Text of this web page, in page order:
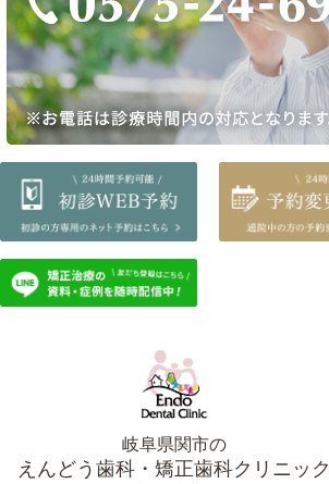
岐阜県関市の
えんどう歯科・矯正歯科クリニック